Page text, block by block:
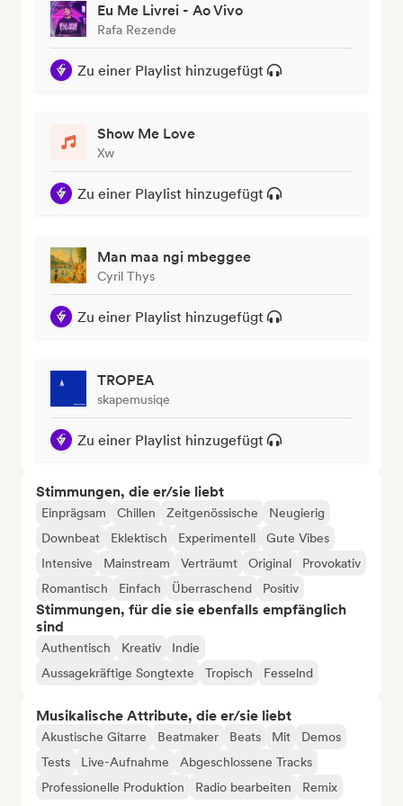
Eu Me Livrei - Ao Vivo
Rafa Rezende
Zu einer Playlist hinzugefügt
Show Me Love
Xw
Zu einer Playlist hinzugefügt
Man maa ngi mbeggee
Cyril Thys
Zu einer Playlist hinzugefügt
TROPEA
skapemusiqe
Zu einer Playlist hinzugefügt
Stimmungen, die er/sie liebt
Einprägsam Chillen Zeitgenössische
Neugierig
Downbeat
Eklektisch Experimentell
Gute Vibes
Intensive
Mainstream Verträumt Original
Provokativ
Romantisch
Einfach Überraschend Positiv
Stimmungen, für die sie ebenfalls empfänglich
sind
Authentisch Kreativ
Indie
Aussagekräftige Songtexte
Tropisch Fesselnd
Musikalische Attribute, die er/sie liebt
Akustische Gitarre Beatmaker Beats Mit
Demos
Tests
Live-Aufnahme
Abgeschlossene Tracks
Professionelle Produktion
Radio bearbeiten Remix